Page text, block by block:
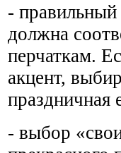
- правильный
должна
перчаткам.
акцент,
праздничная
- выбор